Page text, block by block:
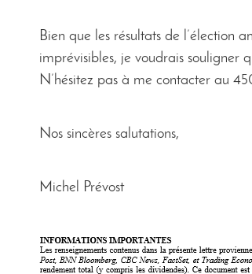
Bien que les résultats de l’élection
imprévisibles, je voudrais souligner
N’hésitez pas à me contacter au
Nos sincères salutations,
Michel Prévost